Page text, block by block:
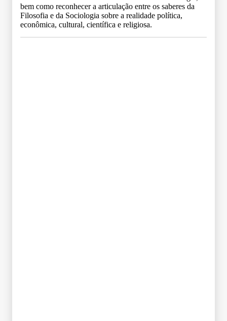
bem como reconhecer a articulação entre os saberes da
Filosofia e da Sociologia sobre a realidade política,
econômica, cultural, científica e religiosa.